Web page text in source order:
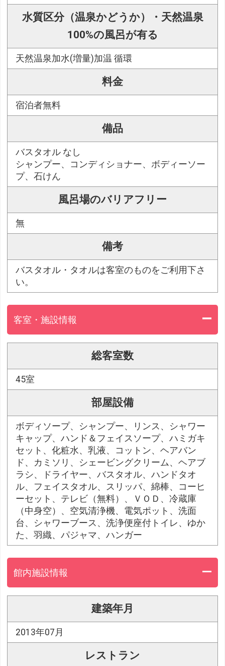
水質区分（温泉かどうか）・天然温泉
100%の風呂が有る
天然温泉加水(増量)加温 循環
料金
宿泊者無料
備品
バスタオル なし
シャンプー、コンディショナー、ボディーソー
プ、石けん
風呂場のバリアフリー
無
備考
バスタオル・タオルは客室のものをご利用下さ
い。
客室・施設情報
総客室数
45室
部屋設備
ボディソープ、シャンプー、リンス、シャワー
キャップ、ハンド＆フェイスソープ、ハミガキ
セット、化粧水、乳液、コットン、ヘアバン
ド、カミソリ、シェービングクリーム、ヘアブ
ラシ、ドライヤー、バスタオル、ハンドタオ
ル、フェイスタオル、スリッパ、綿棒、コーヒ
ーセット、テレビ（無料）、ＶＯＤ、冷蔵庫
（中身空）、空気清浄機、電気ポット、洗面
台、シャワーブース、洗浄便座付トイレ、ゆか
た、羽織、パジャマ、ハンガー
館内施設情報
建築年月
2013年07月
レストラン